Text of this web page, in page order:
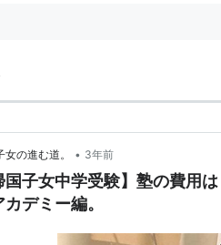
女の進む道。 • 3年前
国子女中学受験】塾の費用
デミー編。